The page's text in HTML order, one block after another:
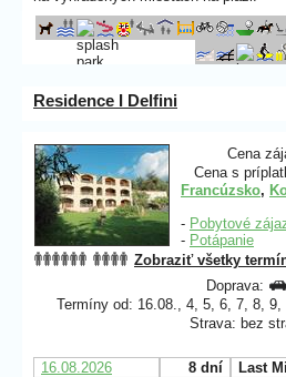
Residence I Delfini
Cena
Cena s
Francúzsko,
- Pobytové
- Potápanie
Zobraziť všetky
Doprava:
Termíny od: 16.08., 4, 5, 6, 7, 8, 9,
Strava: bez
16.08.2026 8 dní
Last